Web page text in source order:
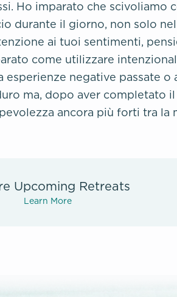
Ho imparato che scivoliamo
durante il giorno, non solo
ai tuoi sentimenti,
come utilizzare
esperienze negative passate o
ma, dopo aver completato
ancora più forti tra la
Upcoming Retreats
Learn More